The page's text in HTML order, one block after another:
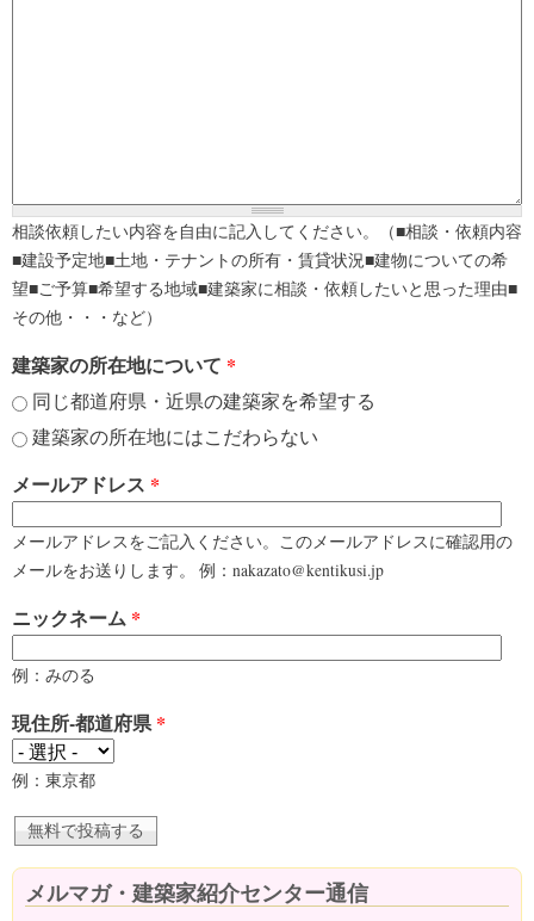
相談依頼したい内容を自由に記入してください。（■相談・依頼内容
■建設予定地■土地・テナントの所有・賃貸状況■建物についての希
望■ご予算■希望する地域■建築家に相談・依頼したいと思った理由■
その他・・・など）
建築家の所在地について *
同じ都道府県・近県の建築家を希望する
建築家の所在地にはこだわらない
メールアドレス *
メールアドレスをご記入ください。このメールアドレスに確認用の
メールをお送りします。 例：nakazato@kentikusi.jp
ニックネーム *
例：みのる
現住所-都道府県*
例：東京都
メルマガ・建築家紹介センター通信